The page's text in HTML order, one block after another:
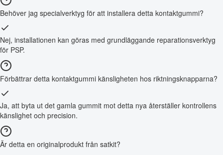
Behöver jag specialverktyg för att installera detta kontaktgummi?
Nej, installationen kan göras med grundläggande reparationsverktyg
för PSP.
Förbättrar detta kontaktgummi känsligheten hos riktningsknapparna?
Ja, att byta ut det gamla gummit mot detta nya återställer kontrollens
känslighet och precision.
Är detta en originalprodukt från satkit?